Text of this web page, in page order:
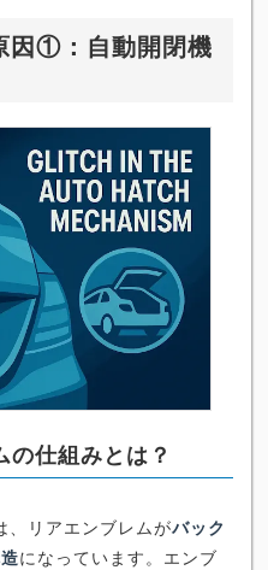
因①：自動開閉機
の仕組みとは？
、リアエンブレムがバック
になっています。エンブ